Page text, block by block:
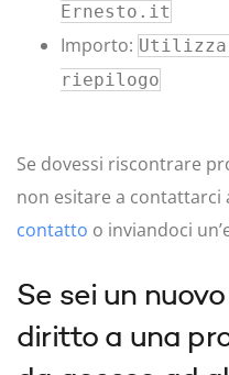
Ernesto.it
Importo:
riepilogo
Se dovessi riscontrare
non esitare a
contatto o inviandoci
Se sei un
diritto a una